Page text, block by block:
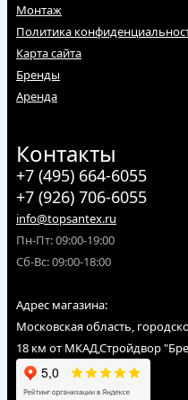
Монтаж
Политика
Карта сайта
Бренды
Аренда
Контакты
+7 (495) 664-6055
+7 (926) 706-6055
info@topsantex.ru
Пн-Пт: 09:00-19:00
Сб-Вс: 09:00-18:00
Адрес магазина:
Московская область,
18 км от МКАД,Стройдвор